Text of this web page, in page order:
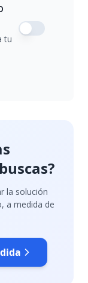
tu
la solución
a medida de